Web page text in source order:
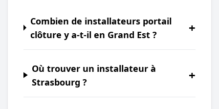
Combien de installateurs portail
clôture y a-t-il en Grand Est ?
+
Où trouver un installateur à
Strasbourg ?
+